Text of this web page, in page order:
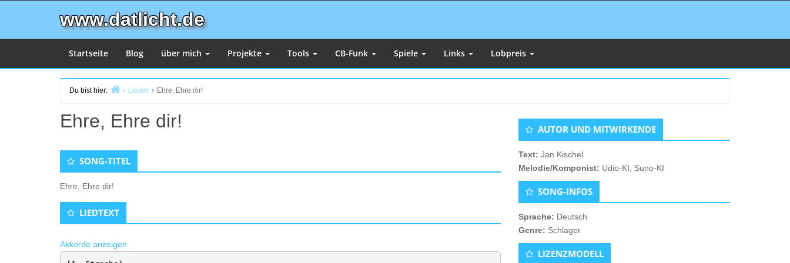
www.datlicht.de
Startseite Blog über mich Projekte Tools CB-Funk Spiele Links Lobpreis
Du bist hier:
Lieder Ehre, Ehre dir!
Ehre, Ehre dir!
SONG-TITEL
Ehre, Ehre dir!
LIEDTEXT
Akkorde anzeigen
Untergeordnete
Seitenleiste
AUTOR UND MITWIRKENDE
Text: Jan Kischel
Melodie/Komponist: Udio-KI, Suno-KI
SONG-INFOS
Sprache: Deutsch
Genre: Schlager
LIZENZMODELL